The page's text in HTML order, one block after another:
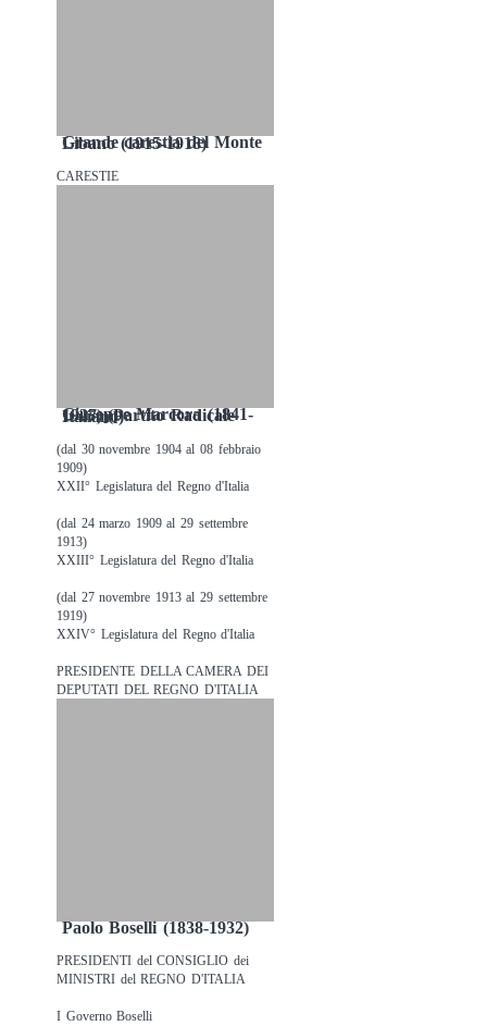
Grande carestia del Monte Libano (1915-1918)
CARESTIE
Giuseppe Marcora (1841-1927) (Partito Radicale Italiano)
(dal 30 novembre 1904 al 08 febbraio
1909)
XXII° Legislatura del Regno d'Italia
(dal 24 marzo 1909 al 29 settembre
1913)
XXIII° Legislatura del Regno d'Italia
(dal 27 novembre 1913 al 29 settembre
1919)
XXIV° Legislatura del Regno d'Italia
PRESIDENTE DELLA CAMERA DEI
DEPUTATI DEL REGNO D'ITALIA
Paolo Boselli (1838-1932)
PRESIDENTI del CONSIGLIO dei
MINISTRI del REGNO D'ITALIA
I Governo Boselli